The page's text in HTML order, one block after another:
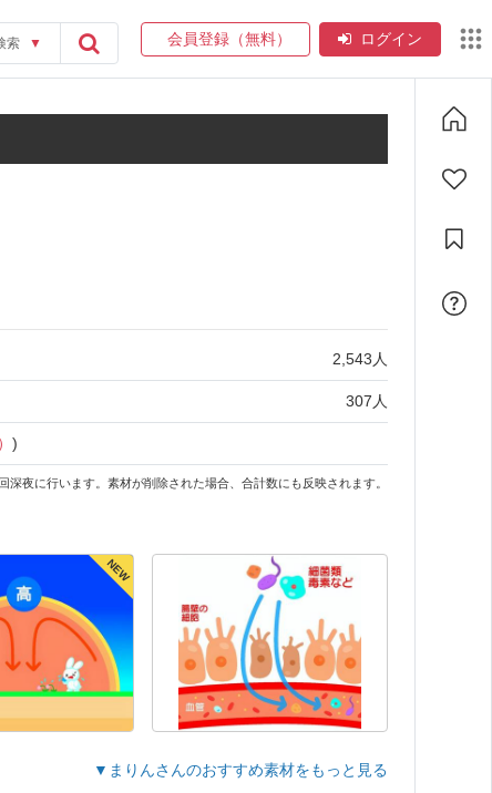
索 ▼ 会員登録（無料） ログイン
2,543 人
307 人
)
深夜に行います。素材が削除された場合、合計数にも反映されます。
NEW
▼まりんさんのおすすめ素材をもっと見る